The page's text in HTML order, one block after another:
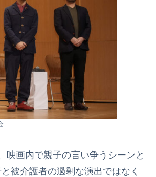
映画内で親子の言い争うシーンと
被介護者の過剰な演出ではなく